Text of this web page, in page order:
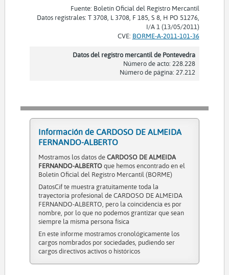
Fuente: Boletín Oficial del Registro Mercantil
Datos registrales: T 3708, L 3708, F 185, S 8, H PO 51276,
I/A 1 (13/05/2011)
CVE: BORME-A-2011-101-36
Datos del registro mercantil de Pontevedra
Número de acto: 228.228
Número de página: 27.212
Información de CARDOSO DE ALMEIDA
FERNANDO-ALBERTO
Mostramos los datos deCARDOSO DE ALMEIDA
FERNANDO-ALBERTOque hemos encontrado en el
Boletín Oficial del Registro Mercantil (BORME)
DatosCif te muestra gratuitamente toda la
trayectoria profesional de CARDOSO DE ALMEIDA
FERNANDO-ALBERTO, pero la coincidencia es por
nombre, por lo que no podemos grantizar que sean
siempre la misma persona física
En este informe mostramos cronológicamente los
cargos nombrados por sociedades, pudiendo ser
cargos directivos activos o históricos